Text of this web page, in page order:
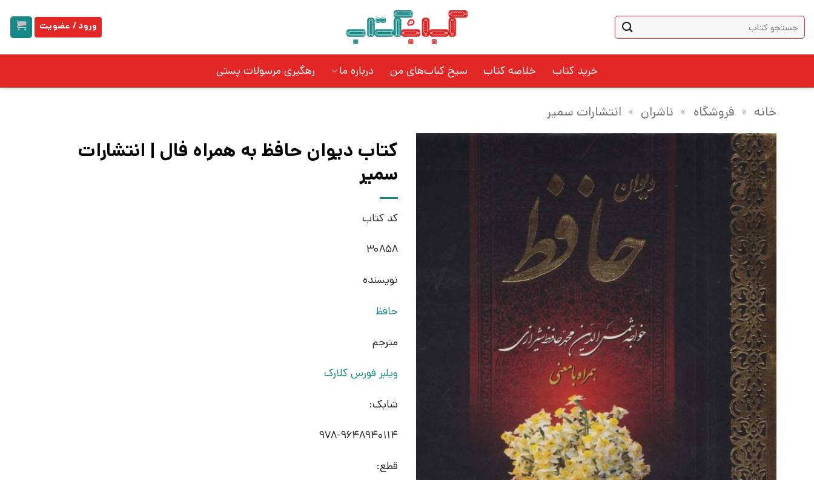
content
جستجو
برای:
ورود / عضویت
خرید کتاب خلاصه کتاب سیخ کباب‌های من درباره ما رهگیری مرسولات پستی
خانه » فروشگاه » ناشران » انتشارات سمیر
کتاب دیوان حافظ به همراه فال | انتشارات
سمیر
کد کتاب
30858
نویسنده
حافظ
مترجم
ویلبر فورس کلارک
شابک:
978-9648940114
قطع: